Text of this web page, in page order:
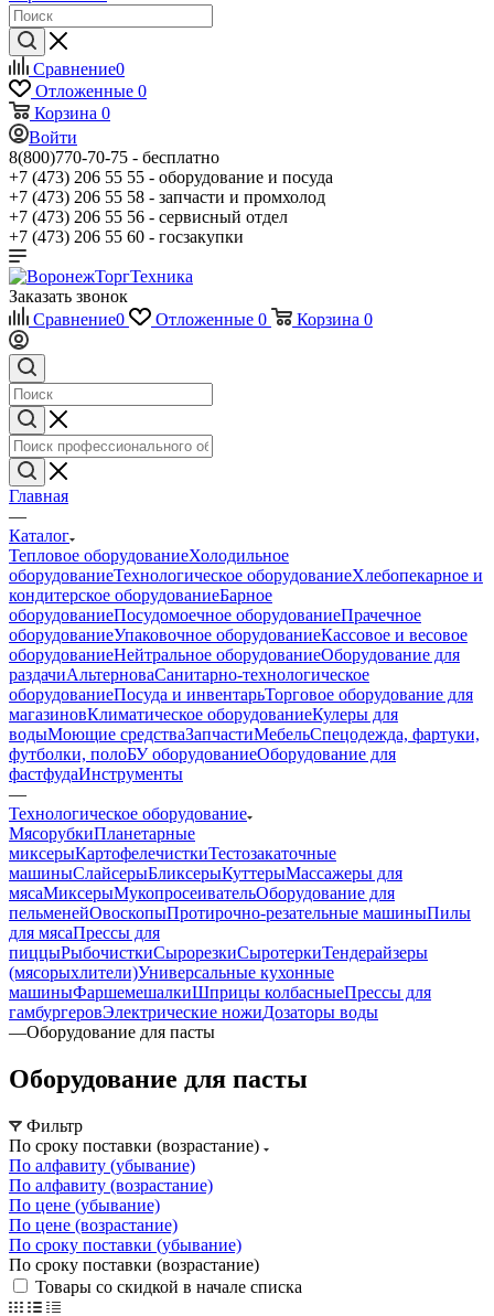
Сравнение0
Отложенные 0
Корзина 0
Войти
8(800)770-70-75 - бесплатно
+7 (473) 206 55 55 - оборудование и посуда
+7 (473) 206 55 58 - запчасти и промхолод
+7 (473) 206 55 56 - сервисный отдел
+7 (473) 206 55 60 - госзакупки
Заказать звонок
Сравнение0 Отложенные 0 Корзина 0
Главная
—
Каталог
Тепловое оборудованиеХолодильное
оборудованиеТехнологическое оборудованиеХлебопекарное и
кондитерское оборудованиеБарное
оборудованиеПосудомоечное оборудованиеПрачечное
оборудованиеУпаковочное оборудованиеКассовое и весовое
оборудованиеНейтральное оборудованиеОборудование для
раздачиАльтерноваСанитарно-технологическое
оборудованиеПосуда и инвентарьТорговое оборудование для
магазиновКлиматическое оборудованиеКулеры для
водыМоющие средстваЗапчастиМебельСпецодежда, фартуки,
футболки, полоБУ оборудованиеОборудование для
фастфудаИнструменты
—
Технологическое оборудование
МясорубкиПланетарные
миксерыКартофелечисткиТестозакаточные
машиныСлайсерыБликсерыКуттерыМассажеры для
мясаМиксерыМукопросеивательОборудование для
пельменейОвоскопыПротирочно-резательные машиныПилы
для мясаПрессы для
пиццыРыбочисткиСырорезкиСыротеркиТендерайзеры
(мясорыхлители)Универсальные кухонные
машиныФаршемешалкиШприцы колбасныеПрессы для
гамбургеровЭлектрические ножиДозаторы воды
—Оборудование для пасты
Оборудование для пасты
Фильтр
По сроку поставки (возрастание)
По алфавиту (убывание)
По алфавиту (возрастание)
По цене (убывание)
По цене (возрастание)
По сроку поставки (убывание)
По сроку поставки (возрастание)
Товары со скидкой в начале списка